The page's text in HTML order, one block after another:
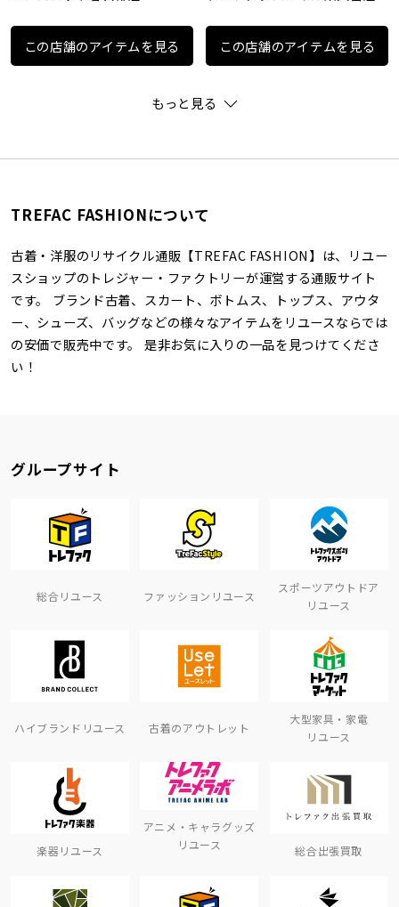
この店舗のアイテムを見る この店舗のアイテムを見る
もっと見る
TREFAC FASHIONについて
古着・洋服のリサイクル通販【TREFAC FASHION】は、リユー
スショップのトレジャー・ファクトリーが運営する通販サイト
です。 ブランド古着、スカート、ボトムス、トップス、アウタ
ー、シューズ、バッグなどの様々なアイテムをリユースならでは
の安価で販売中です。 是非お気に入りの一品を見つけてくださ
い！
グループサイト
総合リユース ファッションリユース
スポーツアウトドア
リユース
ハイブランドリユース 古着のアウトレット
大型家具・家電
リユース
楽器リユース
アニメ・キャラグッズ
リユース
総合出張買取